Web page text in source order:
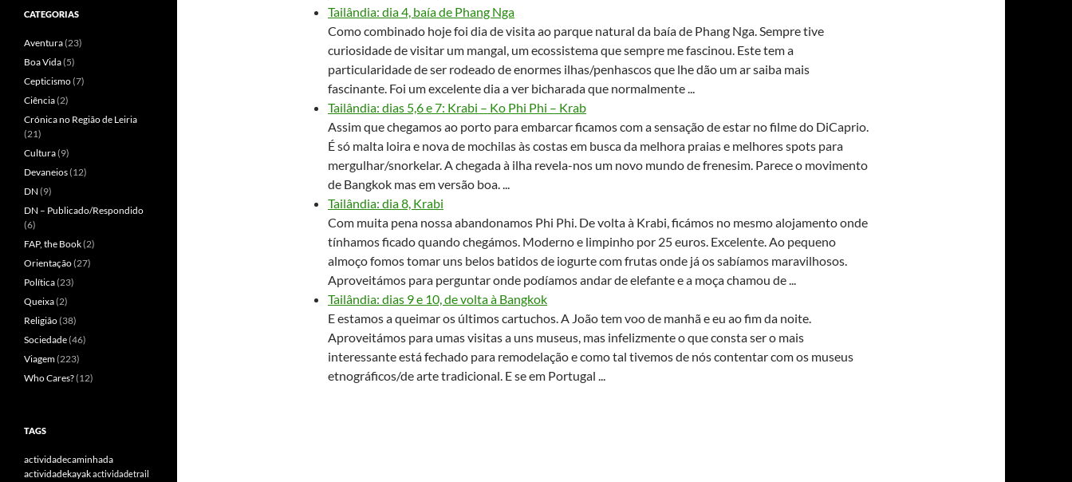
Tailândia: dia 4, baía de Phang Nga
Como combinado hoje foi dia de visita ao parque natural da baía de Phang Nga. Sempre tive
curiosidade de visitar um mangal, um ecossistema que sempre me fascinou. Este tem a
particularidade de ser rodeado de enormes ilhas/penhascos que lhe dão um ar saiba mais
fascinante. Foi um excelente dia a ver bicharada que normalmente ...
Tailândia: dias 5,6 e 7: Krabi – Ko Phi Phi – Krab
Assim que chegamos ao porto para embarcar ficamos com a sensação de estar no filme do DiCaprio.
É só malta loira e nova de mochilas às costas em busca da melhora praias e melhores spots para
mergulhar/snorkelar. A chegada à ilha revela-nos um novo mundo de frenesim. Parece o movimento
de Bangkok mas em versão boa. ...
Tailândia: dia 8, Krabi
Com muita pena nossa abandonamos Phi Phi. De volta à Krabi, ficámos no mesmo alojamento onde
tínhamos ficado quando chegámos. Moderno e limpinho por 25 euros. Excelente. Ao pequeno
almoço fomos tomar uns belos batidos de iogurte com frutas onde já os sabíamos maravilhosos.
Aproveitámos para perguntar onde podíamos andar de elefante e a moça chamou de ...
Tailândia: dias 9 e 10, de volta à Bangkok
E estamos a queimar os últimos cartuchos. A João tem voo de manhã e eu ao fim da noite.
Aproveitámos para umas visitas a uns museus, mas infelizmente o que consta ser o mais
interessante está fechado para remodelação e como tal tivemos de nós contentar com os museus
etnográficos/de arte tradicional. E se em Portugal ...
CATEGORIAS
Aventura(23)
Boa Vida(5)
Cepticismo(7)
Ciência(2)
Crónica no Região de Leiria
(21)
Cultura(9)
Devaneios(12)
DN (9)
DN – Publicado/Respondido
(6)
FAP, the Book(2)
Orientação(27)
Política(23)
Queixa(2)
Religião(38)
Sociedade(46)
Viagem(223)
Who Cares?(12)
TAGS
actividadecaminhada
actividadekayakactividadetrail